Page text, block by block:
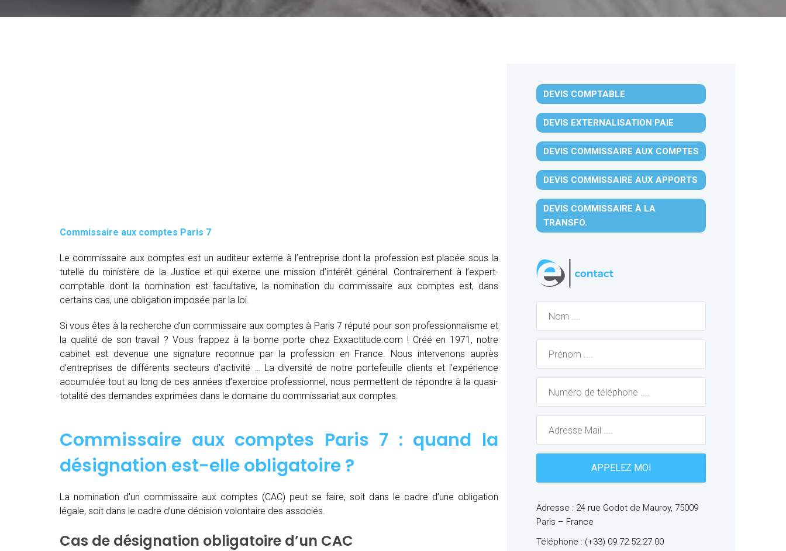
Commissaire aux comptes Paris 7
Le commissaire aux comptes est un auditeur externe à l’entreprise dont la profession est placée sous la
tutelle du ministère de la Justice et qui exerce une mission d’intérêt général. Contrairement à l’expert-
comptable dont la nomination est facultative, la nomination du commissaire aux comptes est, dans
certains cas, une obligation imposée par la loi.
Si vous êtes à la recherche d’un commissaire aux comptes à Paris 7 réputé pour son professionnalisme et
la qualité de son travail ? Vous frappez à la bonne porte chez Exxactitude.com ! Créé en 1971, notre
cabinet est devenue une signature reconnue par la profession en France. Nous intervenons auprès
d’entreprises de différents secteurs d’activité … La diversité de notre portefeuille clients et l’expérience
accumulée tout au long de ces années d’exercice professionnel, nous permettent de répondre à la quasi-
totalité des demandes exprimées dans le domaine du commissariat aux comptes.
Commissaire aux comptes Paris 7 : quand la
désignation est-elle obligatoire ?
La nomination d’un commissaire aux comptes (CAC) peut se faire, soit dans le cadre d’une obligation
légale, soit dans le cadre d’une décision volontaire des associés.
Cas de désignation obligatoire d’un CAC
DEVIS COMPTABLE
DEVIS EXTERNALISATION PAIE
DEVIS COMMISSAIRE AUX COMPTES
DEVIS COMMISSAIRE AUX APPORTS
DEVIS COMMISSAIRE À LA
TRANSFO.
Adresse : 24 rue Godot de Mauroy, 75009
Paris – France
Téléphone : (+33) 09.72.52.27.00